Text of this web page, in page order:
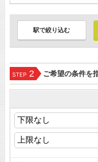
駅で絞り込む
STEP 2 ご希望の条件を